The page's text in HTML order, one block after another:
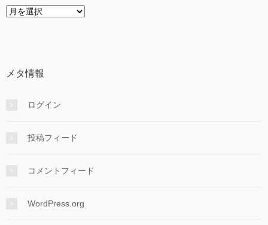
ア
メタ情報
ログイン
投稿フィード
コメントフィード
WordPress.org